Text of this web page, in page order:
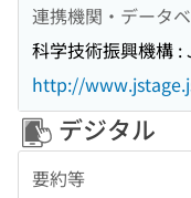
連携機関・データ
科学技術振興機構 :
http://
デジタル
要約等